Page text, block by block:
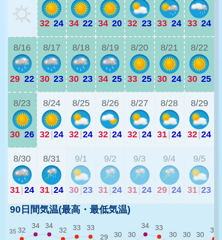
32|24 34|22 34|20 32|23 33|24 33|24
8/16
29|22
8/17
30|23
8/18
30|23
8/19
34|25
8/20
33|25
8/21
30|24
8/22
30|25
8/23
30|26
8/24
32|24
8/25
32|24
8/26
32|24
8/27
32|24
8/28
31|24
8/29
32|24
8/30
31|24
8/31
31|24
9/1
30 23
9/2
31 24
9/3
31 24
9/4
29 24
9/5
31 23
90日間気温(最高・最低気温)